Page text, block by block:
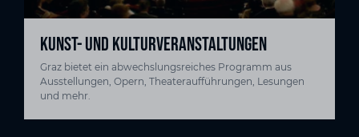
KUNST- UND KULTURVERANSTALTUNGEN
Graz bietet ein abwechslungsreiches Programm aus
Ausstellungen, Opern, Theateraufführungen, Lesungen
und mehr.